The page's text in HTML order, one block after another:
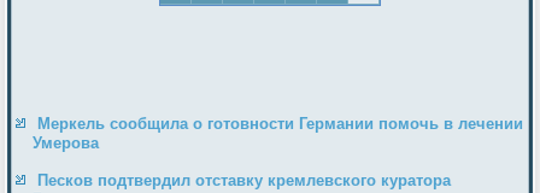
Меркель сообщила о готовности Германии помочь в лечении
Умерова
Песков подтвердил отставку кремлевского куратора